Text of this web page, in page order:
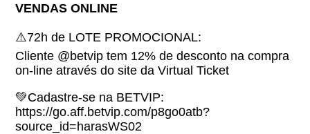
VENDAS ONLINE
⚠️72h de LOTE PROMOCIONAL:
Cliente @betvip tem 12% de desconto na compra
on-line através do site da Virtual Ticket
💚Cadastre-se na BETVIP:
https://go.aff.betvip.com/p8go0atb?
source_id=harasWS02